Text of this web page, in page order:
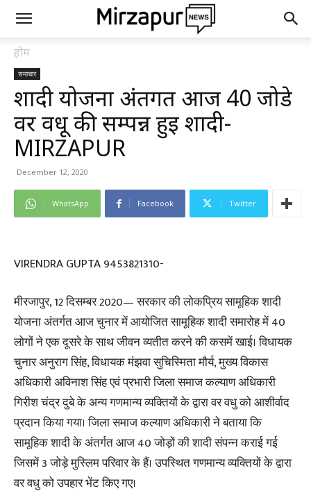
होम
समाचार
शादी योजना अंतर्गत आज 40 जोडे
वर वधू की सम्पन्न हुई शादी-
MIRZAPUR
December 12, 2020
WhatsApp Facebook Twitter
VIRENDRA GUPTA 9453821310-
मीरजापुर, 12 दिसम्बर 2020— सरकार की लोकप्रिय सामूहिक शादी
योजना अंतर्गत आज चुनार में आयोजित सामूहिक शादी समारोह में 40
लोगों ने एक दूसरे के साथ जीवन व्यतीत करने की कसमें खाई। विधायक
चुनार अनुराग सिंह, विधायक मंझवा सुचिस्मिता मौर्य, मुख्य विकास
अधिकारी अविनाश सिंह एवं प्रभारी जिला समाज कल्याण अधिकारी
गिरीश चंद्र दुबे के अन्य गणमान्य व्यक्तियों के द्वारा वर वधु को आशीर्वाद
प्रदान किया गया। जिला समाज कल्याण अधिकारी ने बताया कि
सामूहिक शादी के अंतर्गत आज 40 जोड़ों की शादी संपन्न कराई गई
जिसमें 3 जोड़े मुस्लिम परिवार के हैं। उपस्थित गणमान्य व्यक्तियों के द्वारा
वर वधु को उपहार भेंट किए गए।